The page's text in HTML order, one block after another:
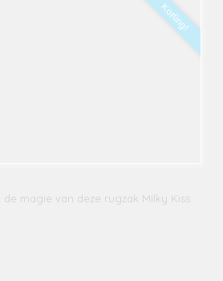
Korting!
magie van deze rugzak Milky Kiss…